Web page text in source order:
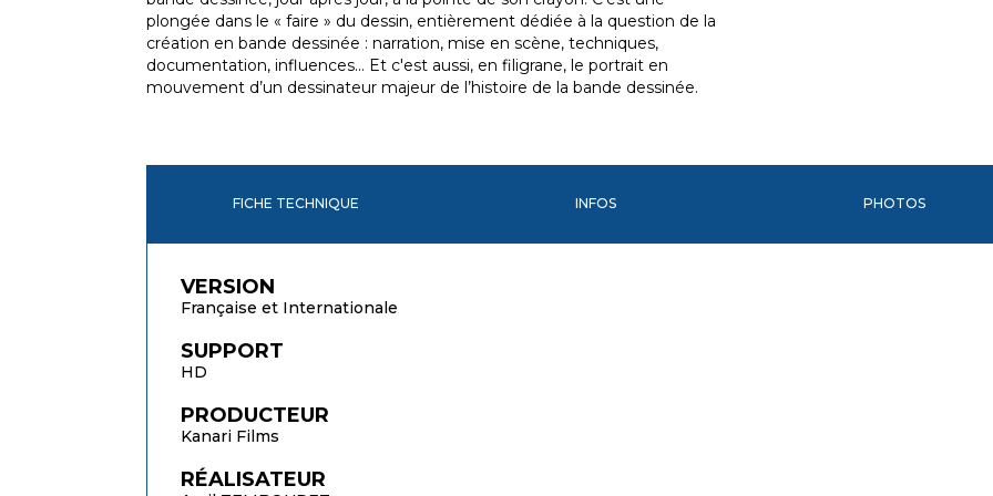
plongée dans le « faire » du dessin, entièrement dédiée à la question de la
création en bande dessinée : narration, mise en scène, techniques,
documentation, influences... Et c'est aussi, en filigrane, le portrait en
mouvement d’un dessinateur majeur de l’histoire de la bande dessinée.
FICHE TECHNIQUE INFOS PHOTOS
VERSION
Française et Internationale
SUPPORT
HD
PRODUCTEUR
Kanari Films
RÉALISATEUR